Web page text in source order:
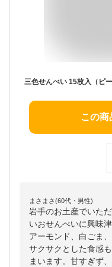
この商
まさまさ(60代・男性)
岩手のお土産でいた
いおせんべいに興味
アーモンド、白ごま
サクサクとした食感
まいます。甘すぎず